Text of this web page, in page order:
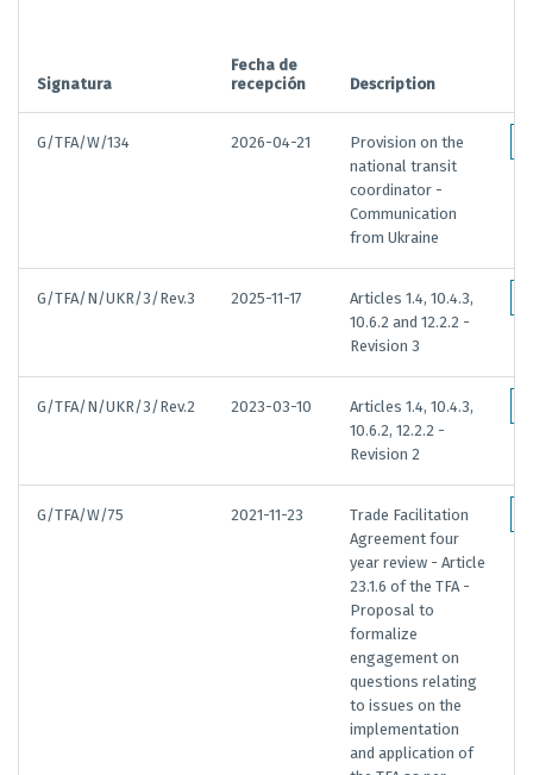
Signatura
Fecha de
recepción
Description
G/TFA/W/134 2026-04-21
Provision on the
national transit
coordinator -
Communication
from Ukraine
G/TFA/N/UKR/3/Rev.3 2025-11-17
Articles 1.4, 10.4.3,
10.6.2 and 12.2.2 -
Revision 3
G/TFA/N/UKR/3/Rev.2 2023-03-10
Articles 1.4, 10.4.3,
10.6.2, 12.2.2 -
Revision 2
G/TFA/W/75 2021-11-23
Trade Facilitation
Agreement four
year review - Article
23.1.6 of the TFA -
Proposal to
formalize
engagement on
questions relating
to issues on the
implementation
and application of